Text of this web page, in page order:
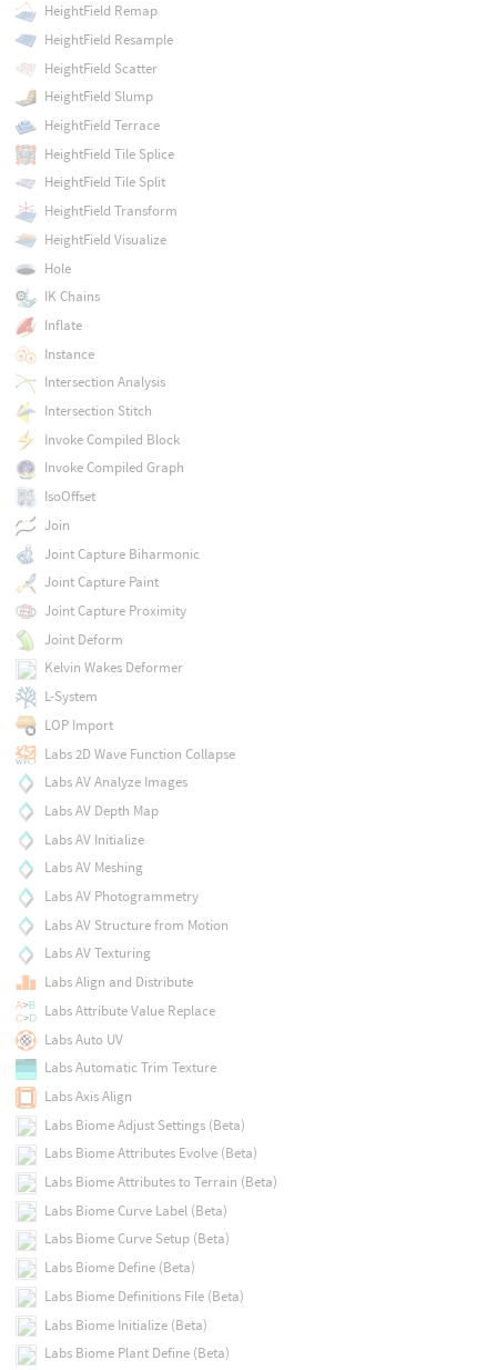
HeightField Remap
HeightField Resample
HeightField Scatter
HeightField Slump
HeightField Terrace
HeightField Tile Splice
HeightField Tile Split
HeightField Transform
HeightField Visualize
Hole
IK Chains
Inflate
Instance
Intersection Analysis
Intersection Stitch
Invoke Compiled Block
Invoke Compiled Graph
IsoOffset
Join
Joint Capture Biharmonic
Joint Capture Paint
Joint Capture Proximity
Joint Deform
Kelvin Wakes Deformer
L-System
LOP Import
Labs 2D Wave Function Collapse
Labs AV Analyze Images
Labs AV Depth Map
Labs AV Initialize
Labs AV Meshing
Labs AV Photogrammetry
Labs AV Structure from Motion
Labs AV Texturing
Labs Align and Distribute
Labs Attribute Value Replace
Labs Auto UV
Labs Automatic Trim Texture
Labs Axis Align
Labs Biome Adjust Settings (Beta)
Labs Biome Attributes Evolve (Beta)
Labs Biome Attributes to Terrain (Beta)
Labs Biome Curve Label (Beta)
Labs Biome Curve Setup (Beta)
Labs Biome Define (Beta)
Labs Biome Definitions File (Beta)
Labs Biome Initialize (Beta)
Labs Biome Plant Define (Beta)